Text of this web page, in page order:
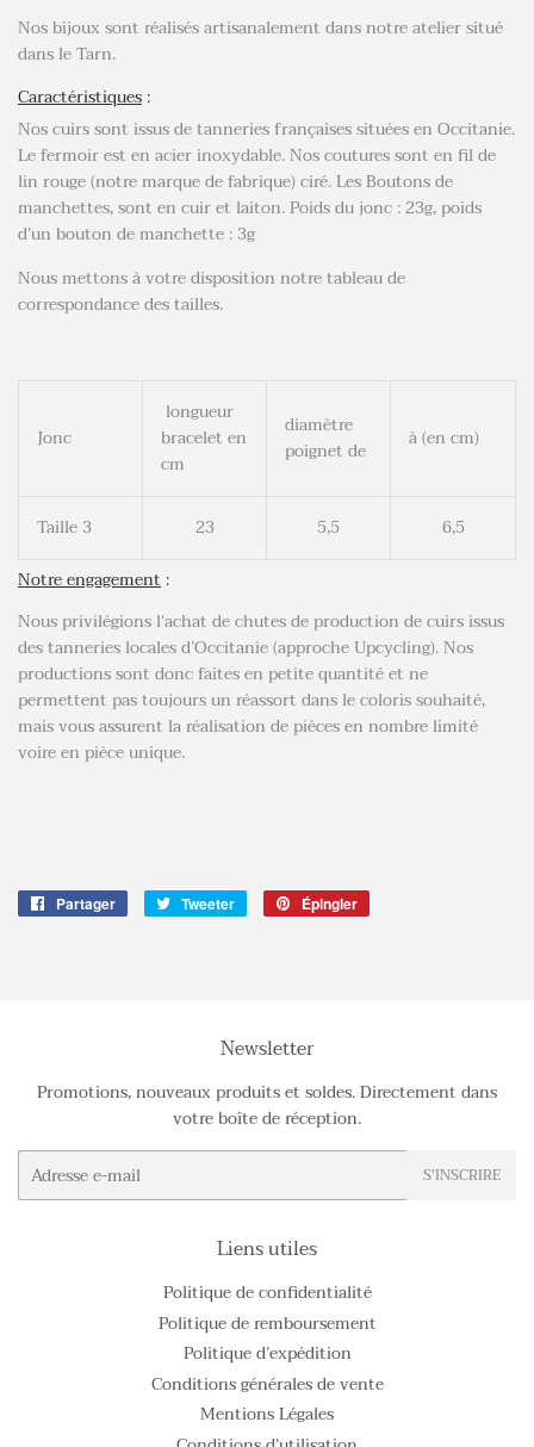
Nos bijoux sont réalisés artisanalement dans notre atelier situé
dans le Tarn.
Caractéristiques :
Nos cuirs sont issus de tanneries françaises situées en Occitanie.
Le fermoir est en acier inoxydable. Nos coutures sont en fil de
lin rouge (notre marque de fabrique) ciré. Les Boutons de
manchettes, sont en cuir et laiton. Poids du jonc : 23g, poids
d’un bouton de manchette : 3g
Nous mettons à votre disposition notre tableau de
correspondance des tailles.
Jonc
longueur
bracelet en
cm
diamètre
poignet de
à (en cm)
Taille 3 23 5,5
6,5
Notre engagement :
Nous privilégions l‘achat de chutes de production de cuirs issus
des tanneries locales d’Occitanie (approche Upcycling). Nos
productions sont donc faites en petite quantité et ne
permettent pas toujours un réassort dans le coloris souhaité,
mais vous assurent la réalisation de pièces en nombre limité
voire en pièce unique.
Partager
PartagerTweeter
Tweeter
Épingler
Newsletter
Promotions, nouveaux produits et soldes. Directement dans
votre boîte de réception.
mails
S'INSCRIRE
Liens utiles
Politique de confidentialité
Politique de remboursement
Politique d’expédition
Conditions générales de vente
Mentions Légales